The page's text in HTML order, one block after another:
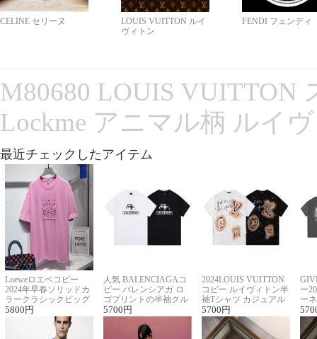
CELINE セリーヌ
LOUIS VUITTON ルイ
ヴィトン
FENDI フェンディ
M80680 LOUIS VUITTON
Lockme アニマル柄 ルイ
最近チェックしたアイテム
Loeweロエベコピー
2024年早春ソリッドカ
ラークラシックビッグ
ロゴ刺繍Tシャツ
5800 円
人気 BALENCIAGAコ
ピー バレンシアガ ロ
ゴプリントの半袖クル
ーネックTシャツ
5700 円
2024LOUIS VUITTON
コピー ルイヴィトン半
袖Tシャツ カジュアル
に馴染む 2色展開
5700 円
ー
ー
ー